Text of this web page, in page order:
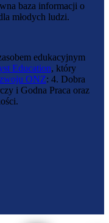
baza informacji o
młodych ludzi.
edukacyjnym
Education, który
ONZ: 4. Dobra
i Godna Praca oraz